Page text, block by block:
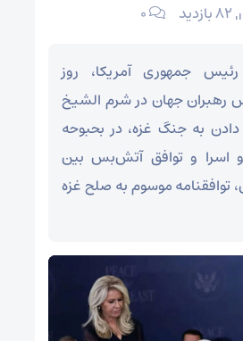
۰
رئیس جمهوری آمریکا، روز
رهبران جهان در شرم الشیخ
دادن به جنگ غزه، در بحبوحه
و اسرا و توافق آتش‌بس بین
توافقنامه موسوم به صلح غزه